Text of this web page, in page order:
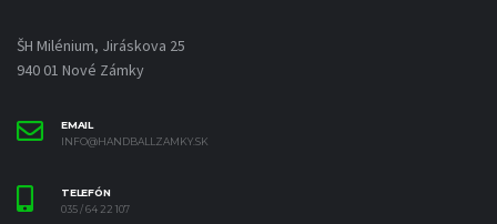
ŠH Milénium, Jiráskova 25
940 01 Nové Zámky
EMAIL
INFO@HANDBALLZAMKY.SK
TELEFÓN
035 / 64 22 107